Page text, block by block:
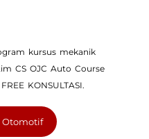
kursus mekanik
CS OJC Auto Course
KONSULTASI.
Otomotif